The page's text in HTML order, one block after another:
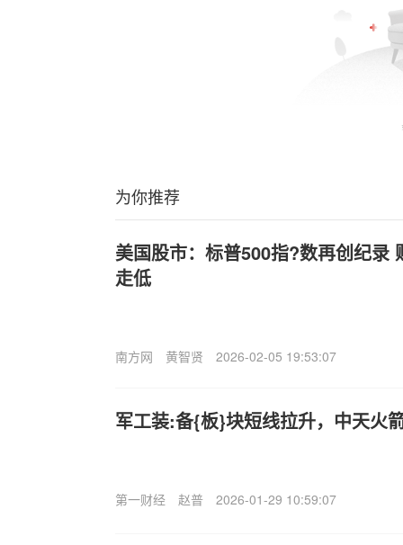
为你推荐
美国股市：标普500指?数再创纪录
走低
南方网 黄智贤 2026-02-05 19:53:07
军工装:备{板}块短线拉升，中天火
第一财经 赵普 2026-01-29 10:59:07